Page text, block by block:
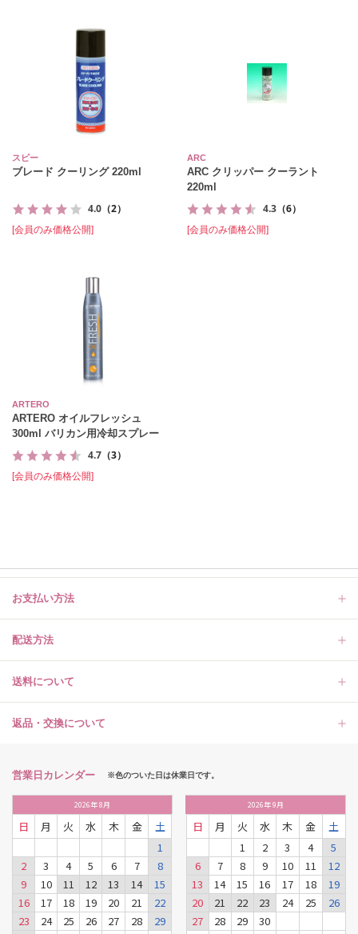
スピー
ブレード クーリング 220ml
4.0 （2）
[会員のみ価格公開]
ARC
ARC クリッパー クーラント
220ml
4.3 （6）
[会員のみ価格公開]
ARTERO
ARTERO オイルフレッシュ
300ml バリカン用冷却スプレー
4.7 （3）
[会員のみ価格公開]
お支払い方法
配送方法
送料について
返品・交換について
営業日カレンダー ※色のついた日は休業日です。
2026年8月
日 月 火 水 木 金
土
1
2
3 4 5 6 7
8
9
10 11 12 13 14
15
16
17 18 19 20 21
22
23
24 25 26 27 28
29
2026年9月
日 月 火 水 木 金
土
1
2 3 4
5
6
7 8 9 10 11
12
13
14 15 16 17 18
19
20
21 22 23 24 25
26
27
28 29 30